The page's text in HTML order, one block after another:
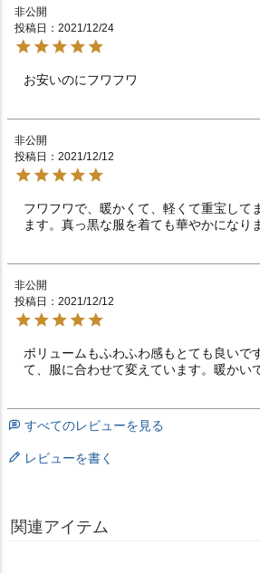
非公開
投稿日
2021/12/24
お安いのにフ
非公開
投稿日
2021/12/12
フワフワで、暖かくて、軽くて重宝して
ます。真っ黒な服を着ても華やかになり
非公開
投稿日
2021/12/12
ボリュームもふわふわ感もとても良いで
て、服に合わせて変えています。暖かい
すべてのレビューを見る
レビューを書く
関連アイテム